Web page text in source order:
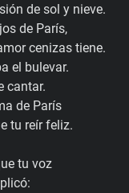
de sol y nieve.
de París,
cenizas tiene.
el bulevar.
cantar.
de París
tu reír feliz.
tu voz